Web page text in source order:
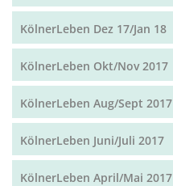
KölnerLeben Dez 17/Jan 18
KölnerLeben Okt/Nov 2017
KölnerLeben Aug/Sept 2017
KölnerLeben Juni/Juli 2017
KölnerLeben April/Mai 2017